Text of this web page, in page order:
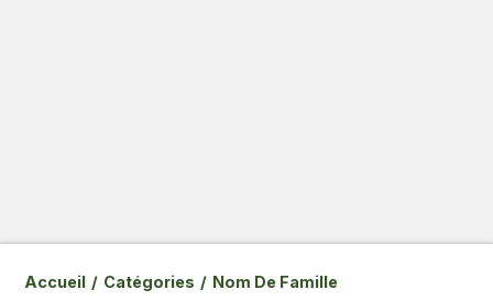
Accueil / Catégories / Nom De Famille